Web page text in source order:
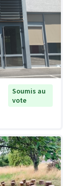
Soumis au
vote